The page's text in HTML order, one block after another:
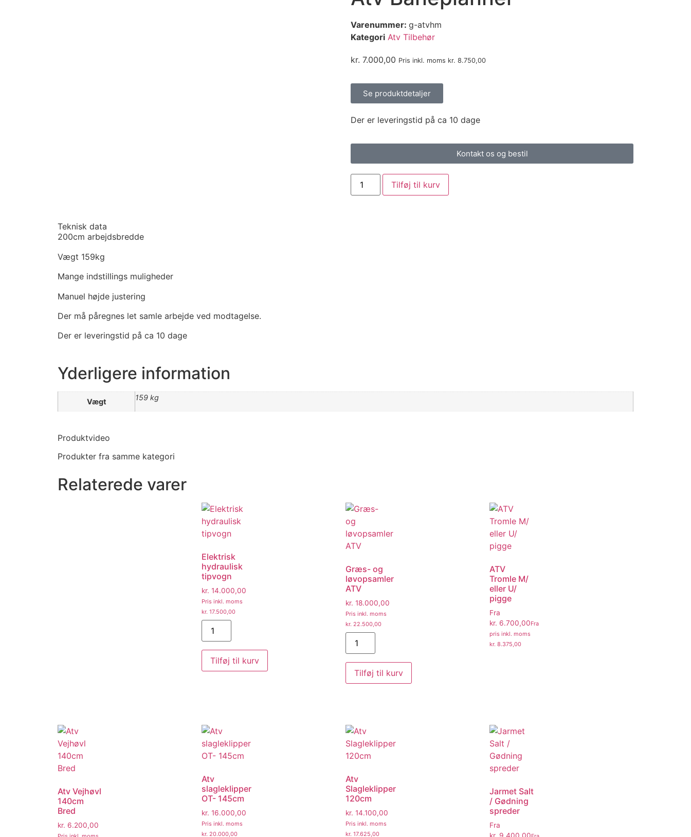
Varenummer: g-atvhm
Kategori Atv Tilbehør
kr. 7.000,00 Pris inkl. moms kr. 8.750,00
Se produktdetaljer
Der er leveringstid på ca 10 dage
Kontakt os og bestil
Tilføj til kurv
Teknisk data
200cm arbejdsbredde
Vægt 159kg
Mange indstillings muligheder
Manuel højde justering
Der må påregnes let samle arbejde ved modtagelse.
Der er leveringstid på ca 10 dage
Yderligere information
Vægt 159 kg
Produktvideo
Produkter fra samme kategori
Relaterede varer
Elektrisk
hydraulisk
tipvogn
kr. 14.000,00
Pris inkl. moms
kr. 17.500,00
Tilføj til kurv
Græs- og
løvopsamler
ATV
kr. 18.000,00
Pris inkl. moms
kr. 22.500,00
Tilføj til kurv
ATV
Tromle M/
eller U/
pigge
Fra
kr. 6.700,00Fra
pris inkl. moms
kr. 8.375,00
Atv Vejhøvl
140cm
Bred
kr. 6.200,00
Atv
slagleklipper
OT- 145cm
kr. 16.000,00
Pris inkl. moms
kr. 20.000,00
Atv
Slagleklipper
120cm
kr. 14.100,00
Pris inkl. moms
kr. 17.625,00
Jarmet Salt
/ Gødning
spreder
Fra
kr. 9.400,00